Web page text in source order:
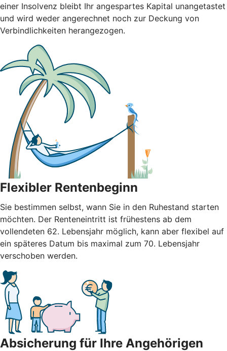
einer Insolvenz bleibt Ihr angespartes Kapital unangetastet
und wird weder angerechnet noch zur Deckung von
Verbindlichkeiten herangezogen.
Flexibler Rentenbeginn
Sie bestimmen selbst, wann Sie in den Ruhestand starten
möchten. Der Renteneintritt ist frühestens ab dem
vollendeten 62. Lebensjahr möglich, kann aber flexibel auf
ein späteres Datum bis maximal zum 70. Lebensjahr
verschoben werden.
Absicherung für Ihre Angehörigen